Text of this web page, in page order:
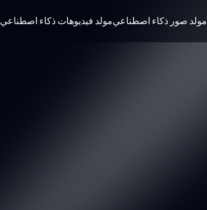
مولد صور ذكاء اصطناعيمولد فيديوهات ذكاء اصطناعي